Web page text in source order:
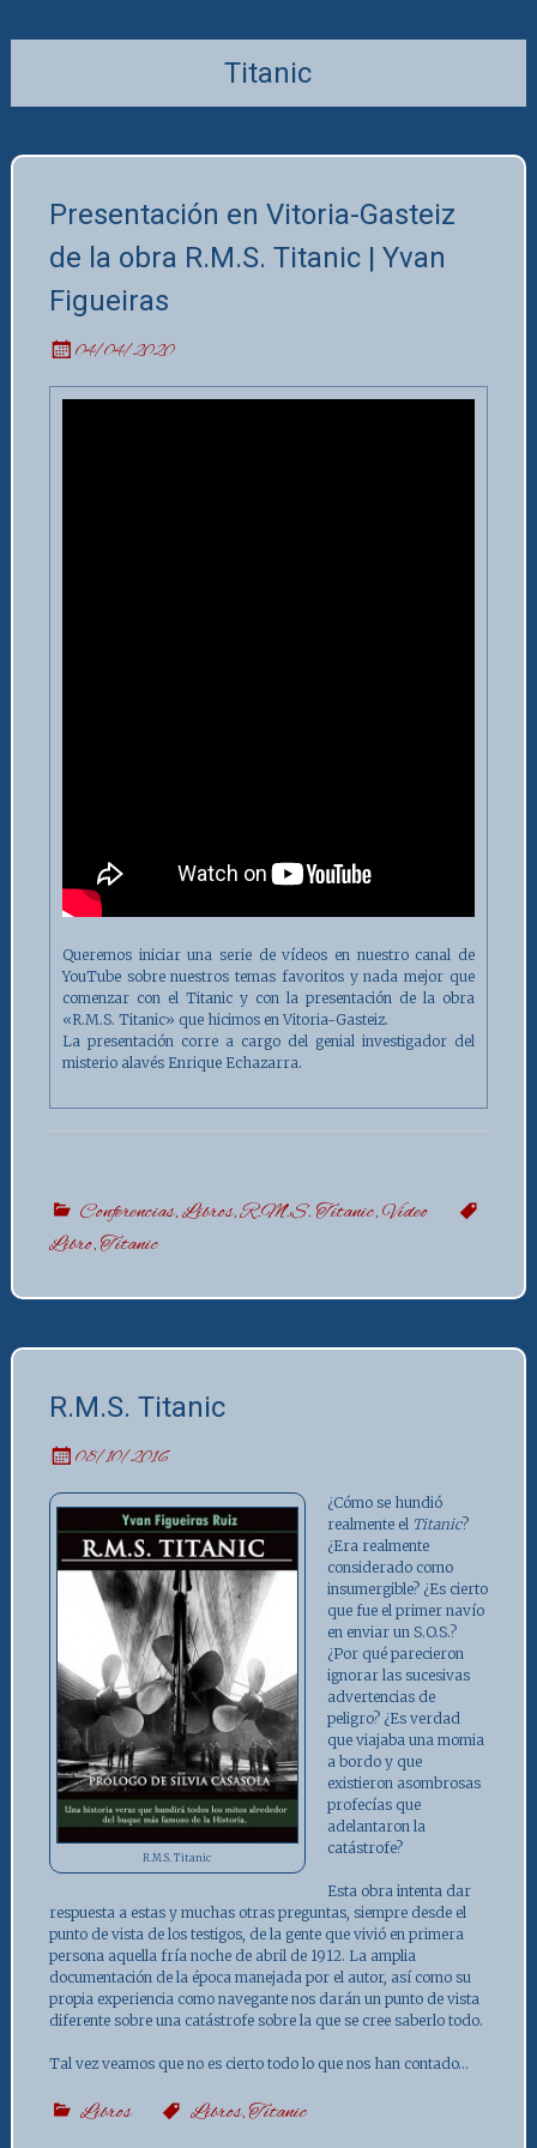
Titanic
Presentación en Vitoria-Gasteiz
de la obra R.M.S. Titanic | Yvan
Figueiras
04/04/2020
Queremos iniciar una serie de vídeos en nuestro canal de
YouTube sobre nuestros temas favoritos y nada mejor que
comenzar con el Titanic y con la presentación de la obra
«R.M.S. Titanic» que hicimos en Vitoria-Gasteiz.
La presentación corre a cargo del genial investigador del
misterio alavés Enrique Echazarra.
Conferencias,Libros,R.M.S. Titanic,Vídeo
Libro,Titanic
R.M.S. Titanic
08/10/2016
R.M.S. Titanic
¿Cómo se hundió
realmente el Titanic?
¿Era realmente
considerado como
insumergible? ¿Es cierto
que fue el primer navío
en enviar un S.O.S.?
¿Por qué parecieron
ignorar las sucesivas
advertencias de
peligro? ¿Es verdad
que viajaba una momia
a bordo y que
existieron asombrosas
profecías que
adelantaron la
catástrofe?
Esta obra intenta dar
respuesta a estas y muchas otras preguntas, siempre desde el
punto de vista de los testigos, de la gente que vivió en primera
persona aquella fría noche de abril de 1912. La amplia
documentación de la época manejada por el autor, así como su
propia experiencia como navegante nos darán un punto de vista
diferente sobre una catástrofe sobre la que se cree saberlo todo.
Tal vez veamos que no es cierto todo lo que nos han contado…
Libros Libros,Titanic